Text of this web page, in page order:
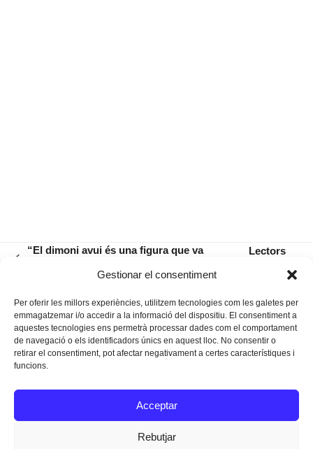
Gestionar el consentiment
Per oferir les millors experiències, utilitzem tecnologies com les galetes per
emmagatzemar i/o accedir a la informació del dispositiu. El consentiment a
aquestes tecnologies ens permetrà processar dades com el comportament
de navegació o els identificadors únics en aquest lloc. No consentir o
retirar el consentiment, pot afectar negativament a certes característiques i
funcions.
Acceptar
Rebutjar
“El dimoni avui és una figura que va
Lectors
Instagram
Facebook
Twitter
Texts Legals